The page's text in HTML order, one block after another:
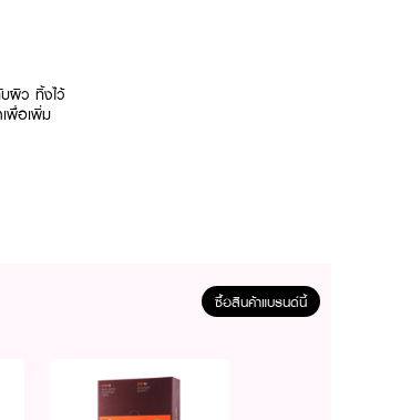
ผิว ทิ้งไว้
พื่อเพิ่ม
ซื้อสินค้าแบรนด์นี้